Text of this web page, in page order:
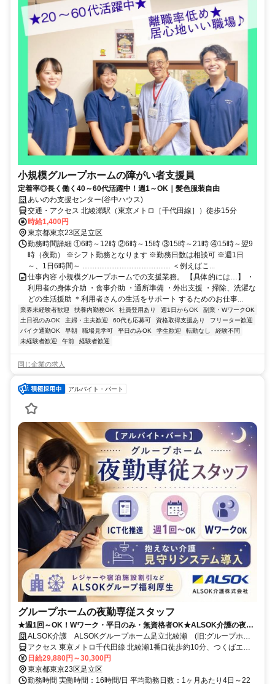
小規模グループホームの障がい者支援員
定着率◎長く働く40～60代活躍中！週1～OK｜髪色服装自由
あいのわ支援センター(谷中ハウス)
交通・アクセス 北綾瀬駅（東京メトロ［千代田線］）徒歩15分
時給1,400円
東京都東京23区足立区
勤務時間詳細 ①6時～12時 ②6時～15時 ③15時～21時 ④15時～翌9
時（夜勤） ※シフト勤務となります ※勤務日数は相談可 ※週1日
～、1日6時間～ ……………………………… ＜例えばこ...
仕事内容 小規模グループホームでの支援業務。 【具体的には…】 ・
利用者の身体介助 ・食事介助 ・通所準備 ・外出支援 ・掃除、洗濯な
どの生活援助 ＊利用者さんの生活をサポート するためのお仕事...
業界未経験者歓迎 扶養内勤務OK 社員登用あり 週1日からOK
副業・WワークOK
土日祝のみOK
主婦・主夫歓迎 60代も応募可 資格取得支援あり
フリーター歓迎
バイク通勤OK
早朝 職場見学可 平日のみOK 学生歓迎 転勤なし
経験不問
未経験者歓迎
午前 経験者歓迎
同じ企業の求人
アルバイト・パート
グループホームの夜勤専従スタッフ
★週1回～OK！Wワーク・平日のみ・無資格者OK★ALSOK介護の夜勤
介護スタッフ
ALSOK介護 ALSOKグループホーム足立北綾瀬 (旧:グループホー
ムみんなの家・北綾瀬)
アクセス 東京メトロ千代田線 北綾瀬1番口徒歩約10分、つくばエク
スプレス 六町A2口徒歩約12分
日給29,880円～30,300円
東京都東京23区足立区
勤務時間 実働時間：16時間/日 平均勤務日数：1ヶ月あたり4日～22